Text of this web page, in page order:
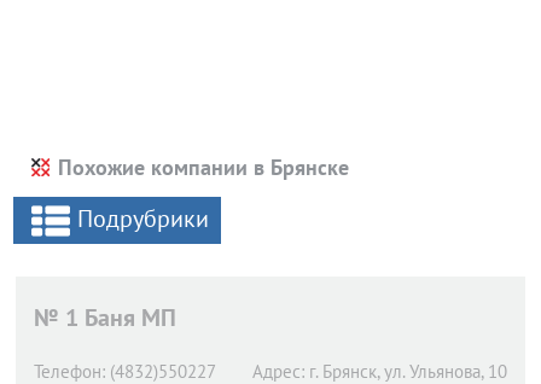
Похожие компании в Брянске
Подрубрики
№ 1 Баня МП
Телефон: (4832)550227 Адрес: г. Брянск, ул. Ульянова, 10